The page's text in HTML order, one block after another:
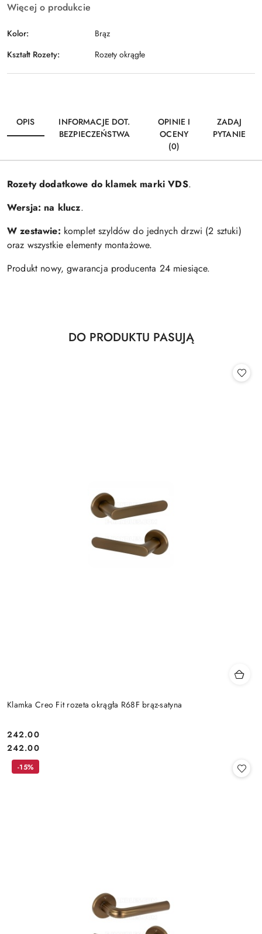
Więcej o produkcie
Kolor:
Brąz
Kształt Rozety:
Rozety okrągłe
OPIS
INFORMACJE DOT.
BEZPIECZEŃSTWA
OPINIE I
OCENY
(0)
ZADAJ
PYTANIE
Rozety dodatkowe do klamek marki VDS.
Wersja: na klucz.
W zestawie: komplet szyldów do jednych drzwi (2 sztuki)
oraz wszystkie elementy montażowe.
Produkt nowy, gwarancja producenta 24 miesiące.
Pomiń karuzelę produktów
Produkty
DO PRODUKTU PASUJĄ
Klamka Creo Fit rozeta okrągła R68F brąz-satyna
Cena:
242.00
Cena:
242.00
-15%